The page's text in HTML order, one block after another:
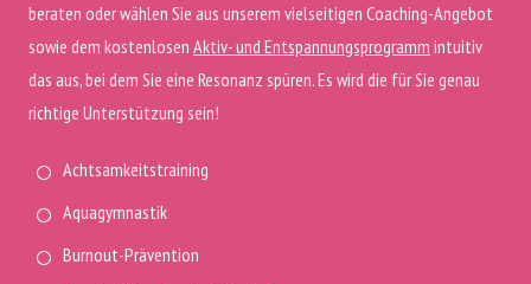
beraten oder wählen Sie aus unserem vielseitigen Coaching-Angebot
sowie dem kostenlosen Aktiv- und Entspannungsprogramm intuitiv
das aus, bei dem Sie eine Resonanz spüren. Es wird die für Sie genau
richtige Unterstützung sein!
Achtsamkeitstraining
Aquagymnastik
Burnout-Prävention